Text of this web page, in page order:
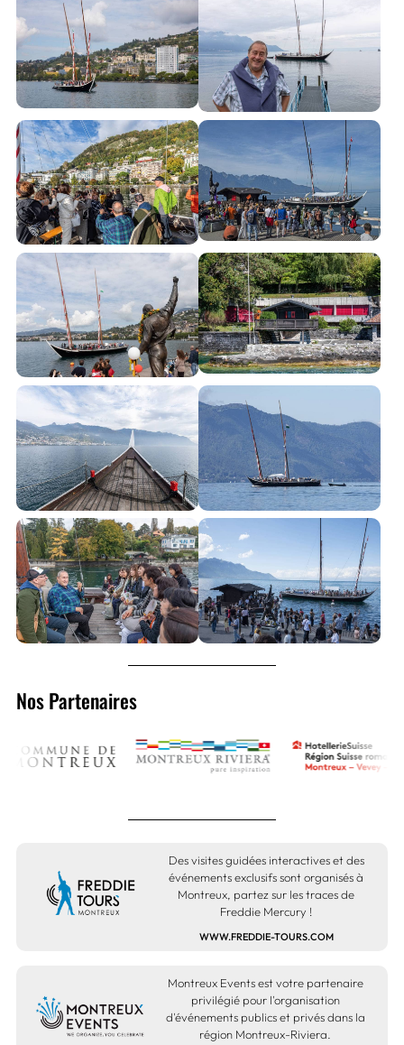
Nos Partenaires
WWW.FREDDIE-TOURS.COM
Des visites guidées interactives et des
événements exclusifs sont organisés à
Montreux, partez sur les traces de
Freddie Mercury !
Montreux Events est votre partenaire
privilégié pour l'organisation
d'événements publics et privés dans la
région Montreux-Riviera.